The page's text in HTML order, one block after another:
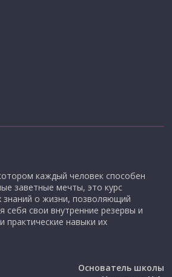
каждый человек способен
заветные мечты, это курс
знаний о жизни, позволяющий
себя свои внутренние резервы и
практические навыки их
Основатель школы